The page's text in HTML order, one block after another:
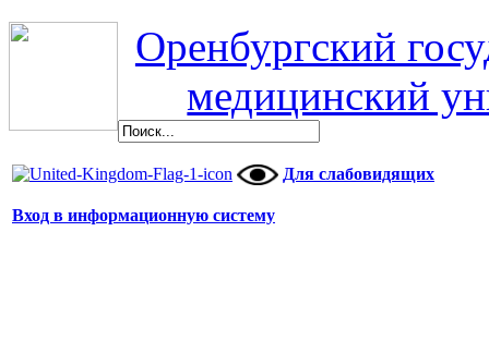
Оренбургский
медицинский
Для слабовидящих
Вход в информационную систему